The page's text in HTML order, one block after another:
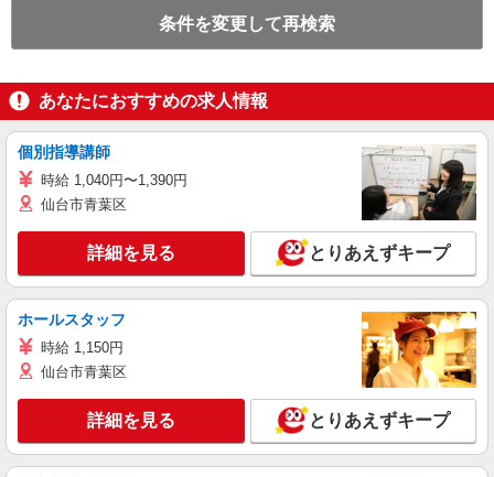
条件を変更して再検索
あなたにおすすめの求人情報
個別指導講師
時給 1,040円〜1,390円
仙台市青葉区
詳細を見る とりあえずキープ
ホールスタッフ
時給 1,150円
仙台市青葉区
詳細を見る とりあえずキープ